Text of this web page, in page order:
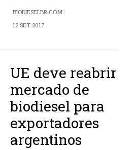
BIODIESELBR.COM
12 SET 2017
UE deve reabrir
mercado de
biodiesel para
exportadores
argentinos